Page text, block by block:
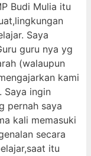
Budi Mulia itu
Saya
guru nya yg
(walaupun
kami
Saya ingin
pernah saya
kali memasuki
secara
itu